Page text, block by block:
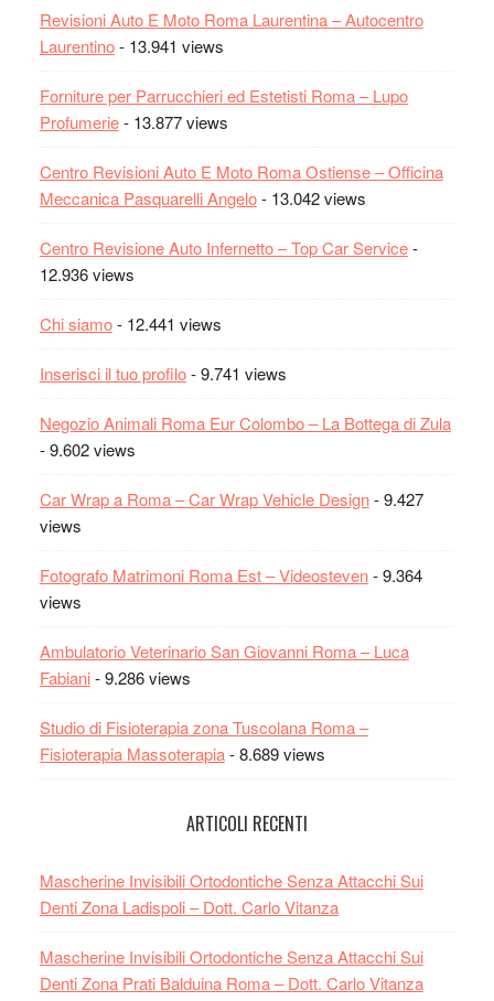
Revisioni Auto E Moto Roma Laurentina – Autocentro
Laurentino- 13.941 views
Forniture per Parrucchieri ed Estetisti Roma – Lupo
Profumerie- 13.877 views
Centro Revisioni Auto E Moto Roma Ostiense – Officina
Meccanica Pasquarelli Angelo- 13.042 views
Centro Revisione Auto Infernetto – Top Car Service-
12.936 views
Chi siamo- 12.441 views
Inserisci il tuo profilo- 9.741 views
Negozio Animali Roma Eur Colombo – La Bottega di Zula
- 9.602 views
Car Wrap a Roma – Car Wrap Vehicle Design- 9.427
views
Fotografo Matrimoni Roma Est – Videosteven- 9.364
views
Ambulatorio Veterinario San Giovanni Roma – Luca
Fabiani- 9.286 views
Studio di Fisioterapia zona Tuscolana Roma –
Fisioterapia Massoterapia- 8.689 views
ARTICOLI RECENTI
Mascherine Invisibili Ortodontiche Senza Attacchi Sui
Denti Zona Ladispoli – Dott. Carlo Vitanza
Mascherine Invisibili Ortodontiche Senza Attacchi Sui
Denti Zona Prati Balduina Roma – Dott. Carlo Vitanza